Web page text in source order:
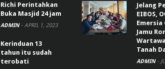
Richi Perintahkan
Buka Masjid 24 jam
ADMIN - APRIL 1, 2023
Kerinduan 13
tahun itu sudah
terobati
Jelang
EIBOS,
Emersia
Jamu
Tanah
ADMIN -